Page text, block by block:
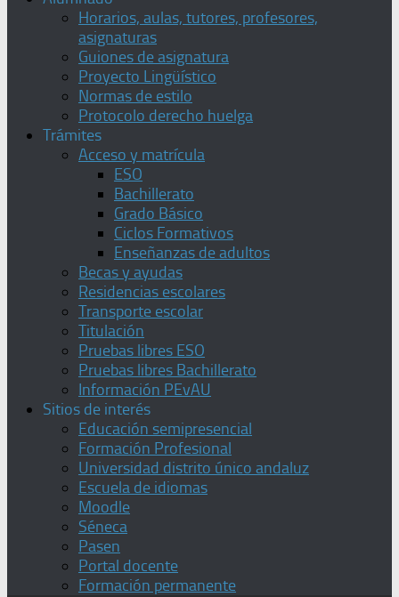
Horarios, aulas, tutores, profesores,
asignaturas
Guiones de asignatura
Proyecto Lingüístico
Normas de estilo
Protocolo derecho huelga
Trámites
Acceso y matrícula
ESO
Bachillerato
Grado Básico
Ciclos Formativos
Enseñanzas de adultos
Becas y ayudas
Residencias escolares
Transporte escolar
Titulación
Pruebas libres ESO
Pruebas libres Bachillerato
Información PEvAU
Sitios de interés
Educación semipresencial
Formación Profesional
Universidad distrito único andaluz
Escuela de idiomas
Moodle
Séneca
Pasen
Portal docente
Formación permanente